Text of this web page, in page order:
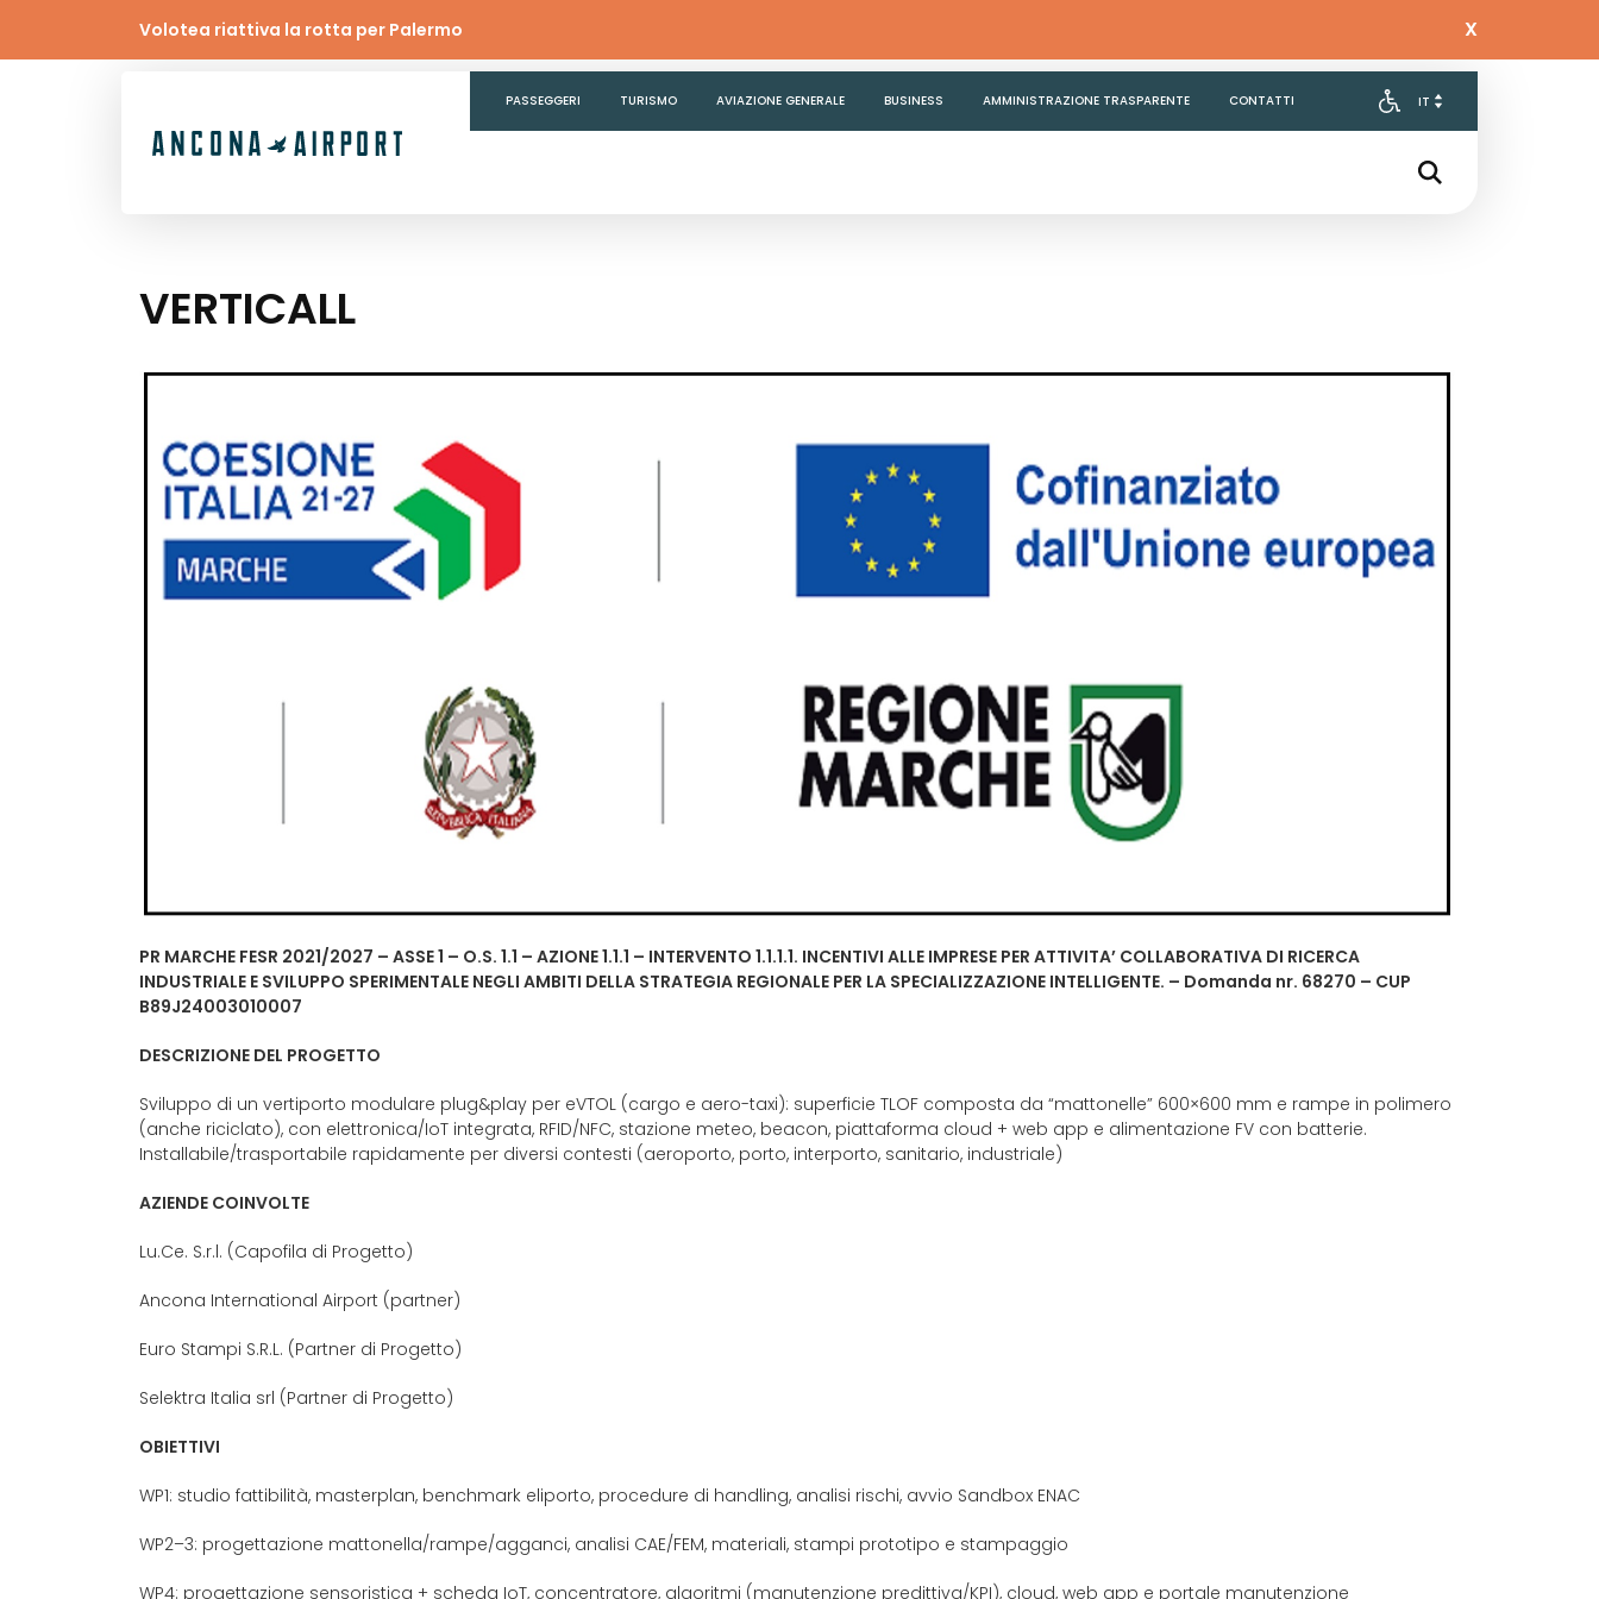
Volotea riattiva la rotta per Palermo X
PASSEGGERI TURISMO AVIAZIONE GENERALE BUSINESS AMMINISTRAZIONE TRASPARENTE CONTATTI
VERTICALL
PR MARCHE FESR 2021/2027 – ASSE 1 – O.S. 1.1 – AZIONE 1.1.1 – INTERVENTO 1.1.1.1. INCENTIVI ALLE IMPRESE PER ATTIVITA’ COLLABORATIVA DI RICERCA
INDUSTRIALE E SVILUPPO SPERIMENTALE NEGLI AMBITI DELLA STRATEGIA REGIONALE PER LA SPECIALIZZAZIONE INTELLIGENTE. – Domanda nr. 68270 – CUP
B89J24003010007
DESCRIZIONE DEL PROGETTO
Sviluppo di un vertiporto modulare plug&play per eVTOL (cargo e aero-taxi): superficie TLOF composta da “mattonelle” 600×600 mm e rampe in polimero
(anche riciclato), con elettronica/IoT integrata, RFID/NFC, stazione meteo, beacon, piattaforma cloud + web app e alimentazione FV con batterie.
Installabile/trasportabile rapidamente per diversi contesti (aeroporto, porto, interporto, sanitario, industriale)
AZIENDE COINVOLTE
Lu.Ce. S.r.l. (Capofila di Progetto)
Ancona International Airport (partner)
Euro Stampi S.R.L. (Partner di Progetto)
Selektra Italia srl (Partner di Progetto)
OBIETTIVI
WP1: studio fattibilità, masterplan, benchmark eliporto, procedure di handling, analisi rischi, avvio Sandbox ENAC
WP2–3: progettazione mattonella/rampe/agganci, analisi CAE/FEM, materiali, stampi prototipo e stampaggio
WP4: progettazione sensoristica + scheda IoT, concentratore, algoritmi (manutenzione predittiva/KPI), cloud, web app e portale manutenzione